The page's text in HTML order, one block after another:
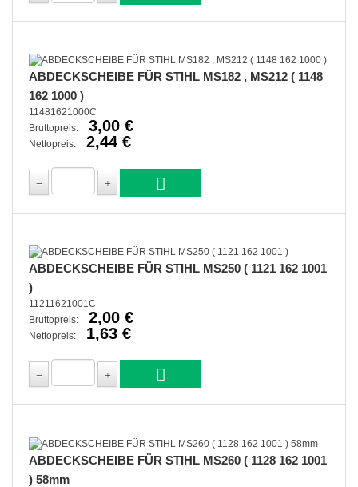
ABDECKSCHEIBE FÜR STIHL MS182 , MS212 ( 1148
162 1000 )
11481621000C
Bruttopreis:
3,00 €
Nettopreis: 2,44 €
ABDECKSCHEIBE FÜR STIHL MS250 ( 1121 162 1001
)
11211621001C
Bruttopreis:
2,00 €
Nettopreis: 1,63 €
ABDECKSCHEIBE FÜR STIHL MS260 ( 1128 162 1001
) 58mm